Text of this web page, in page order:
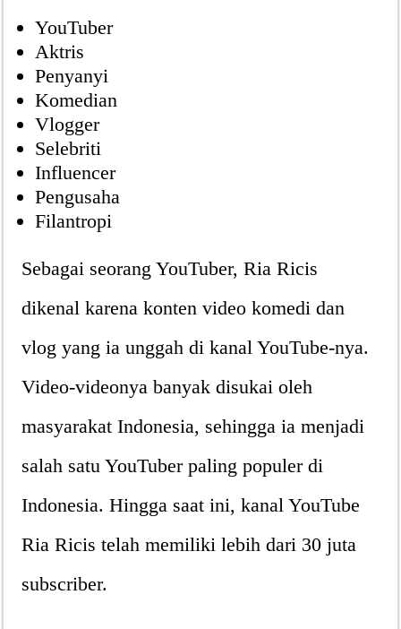
YouTuber
Aktris
Penyanyi
Komedian
Vlogger
Selebriti
Influencer
Pengusaha
Filantropi
Sebagai seorang YouTuber, Ria Ricis
dikenal karena konten video komedi dan
vlog yang ia unggah di kanal YouTube-nya.
Video-videonya banyak disukai oleh
masyarakat Indonesia, sehingga ia menjadi
salah satu YouTuber paling populer di
Indonesia. Hingga saat ini, kanal YouTube
Ria Ricis telah memiliki lebih dari 30 juta
subscriber.